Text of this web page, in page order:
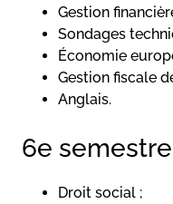
Gestion
Sondages
Économie
Gestion fiscale
Anglais.
6e semestre
Droit social ;